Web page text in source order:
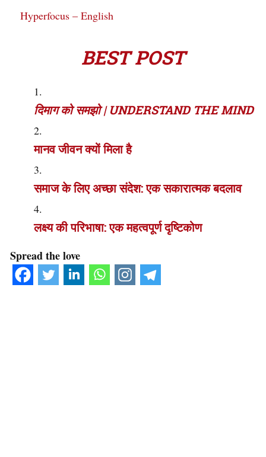
Hyperfocus – English
BEST POST
दिमाग को समझो | UNDERSTAND THE MIND
मानव जीवन क्यों मिला है
समाज के लिए अच्छा संदेश: एक सकारात्मक बदलाव
लक्ष्य की परिभाषा: एक महत्वपूर्ण दृष्टिकोण
Spread the love